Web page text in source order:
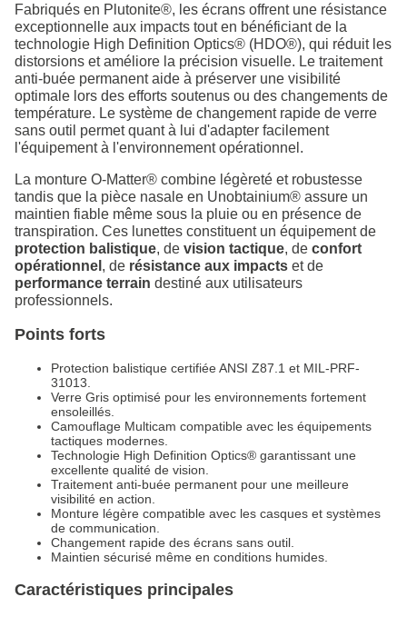
Fabriqués en Plutonite®, les écrans offrent une résistance
exceptionnelle aux impacts tout en bénéficiant de la
technologie High Definition Optics® (HDO®), qui réduit les
distorsions et améliore la précision visuelle. Le traitement
anti-buée permanent aide à préserver une visibilité
optimale lors des efforts soutenus ou des changements de
température. Le système de changement rapide de verre
sans outil permet quant à lui d'adapter facilement
l'équipement à l'environnement opérationnel.
La monture O-Matter® combine légèreté et robustesse
tandis que la pièce nasale en Unobtainium® assure un
maintien fiable même sous la pluie ou en présence de
transpiration. Ces lunettes constituent un équipement de
protection balistique, de vision tactique, de confort
opérationnel , de résistance aux impacts et de
performance terrain destiné aux utilisateurs
professionnels.
Points forts
Protection balistique certifiée ANSI Z87.1 et MIL-PRF-
31013.
Verre Gris optimisé pour les environnements fortement
ensoleillés.
Camouflage Multicam compatible avec les équipements
tactiques modernes.
Technologie High Definition Optics® garantissant une
excellente qualité de vision.
Traitement anti-buée permanent pour une meilleure
visibilité en action.
Monture légère compatible avec les casques et systèmes
de communication.
Changement rapide des écrans sans outil.
Maintien sécurisé même en conditions humides.
Caractéristiques principales